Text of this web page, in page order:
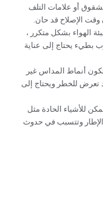
أو علامات التلف
الإصلاح قد حان.‏
الهواء بشكل متكرر ،
يحتاج إلى عناية
أنماط المداس غير
تعرض للخطر ويحتاج إلى
للأشياء الحادة مثل
الإطار وتتسبب في حدوث